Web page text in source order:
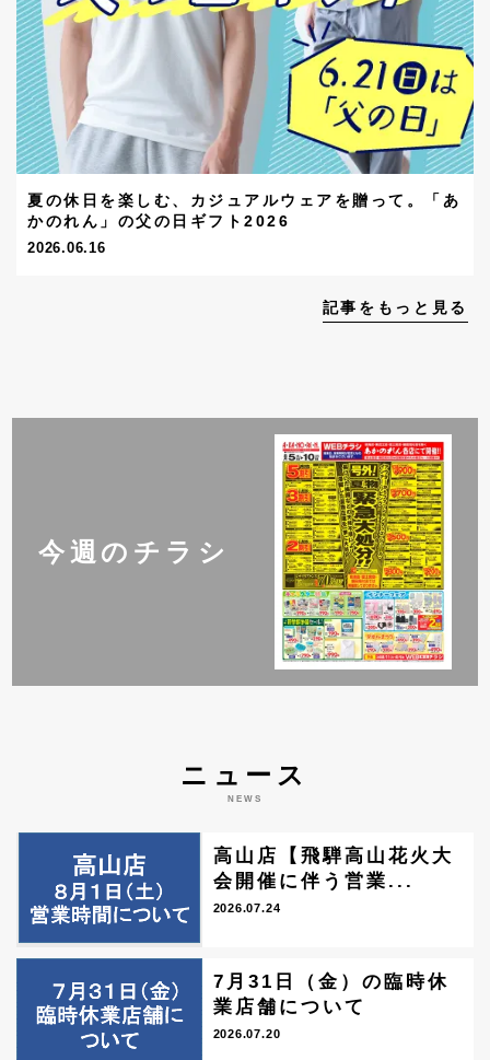
夏の休日を楽しむ、カジュアルウェアを贈って。「あ
かのれん」の父の日ギフト2026
2026.06.16
記事をもっと見る
今週のチラシ
ニュース
NEWS
高山店【飛騨高山花火大
会開催に伴う営業...
2026.07.24
7月31日（金）の臨時休
業店舗について
2026.07.20